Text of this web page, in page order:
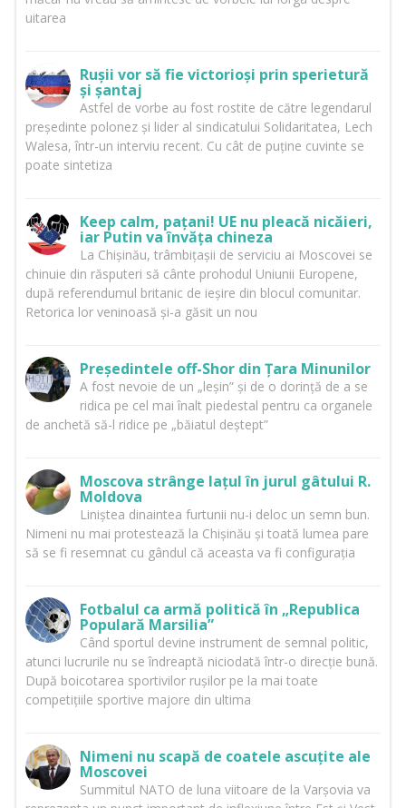
uitarea
Rușii vor să fie victorioși prin sperietură
și șantaj
Astfel de vorbe au fost rostite de către legendarul
președinte polonez și lider al sindicatului Solidaritatea, Lech
Walesa, într-un interviu recent. Cu cât de puține cuvinte se
poate sintetiza
Keep calm, pațani! UE nu pleacă nicăieri,
iar Putin va învăța chineza
La Chișinău, trâmbițașii de serviciu ai Moscovei se
chinuie din răsputeri să cânte prohodul Uniunii Europene,
după referendumul britanic de ieșire din blocul comunitar.
Retorica lor veninoasă și-a găsit un nou
Președintele off-Shor din Țara Minunilor
A fost nevoie de un „leșin” și de o dorință de a se
ridica pe cel mai înalt piedestal pentru ca organele
de anchetă să-l ridice pe „băiatul deștept”
Moscova strânge lațul în jurul gâtului R.
Moldova
Liniștea dinaintea furtunii nu-i deloc un semn bun.
Nimeni nu mai protestează la Chișinău și toată lumea pare
să se fi resemnat cu gândul că aceasta va fi configurația
Fotbalul ca armă politică în „Republica
Populară Marsilia”
Când sportul devine instrument de semnal politic,
atunci lucrurile nu se îndreaptă niciodată într-o direcție bună.
După boicotarea sportivilor rușilor pe la mai toate
competițiile sportive majore din ultima
Nimeni nu scapă de coatele ascuțite ale
Moscovei
Summitul NATO de luna viitoare de la Varșovia va